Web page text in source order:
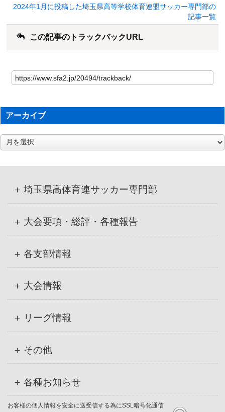
2024年1月に投稿した埼玉県高等学校体育連盟サッカー専門部の
記事一覧
この記事のトラックバックURL
アーカイブ
ア
ー
埼玉県高体育連サッカー専門部
大会要項・総評・各種報告
各支部情報
大会情報
リーグ情報
その他
各種お知らせ
お客様の個人情報を安全に送受信する為にSSL暗号化通信